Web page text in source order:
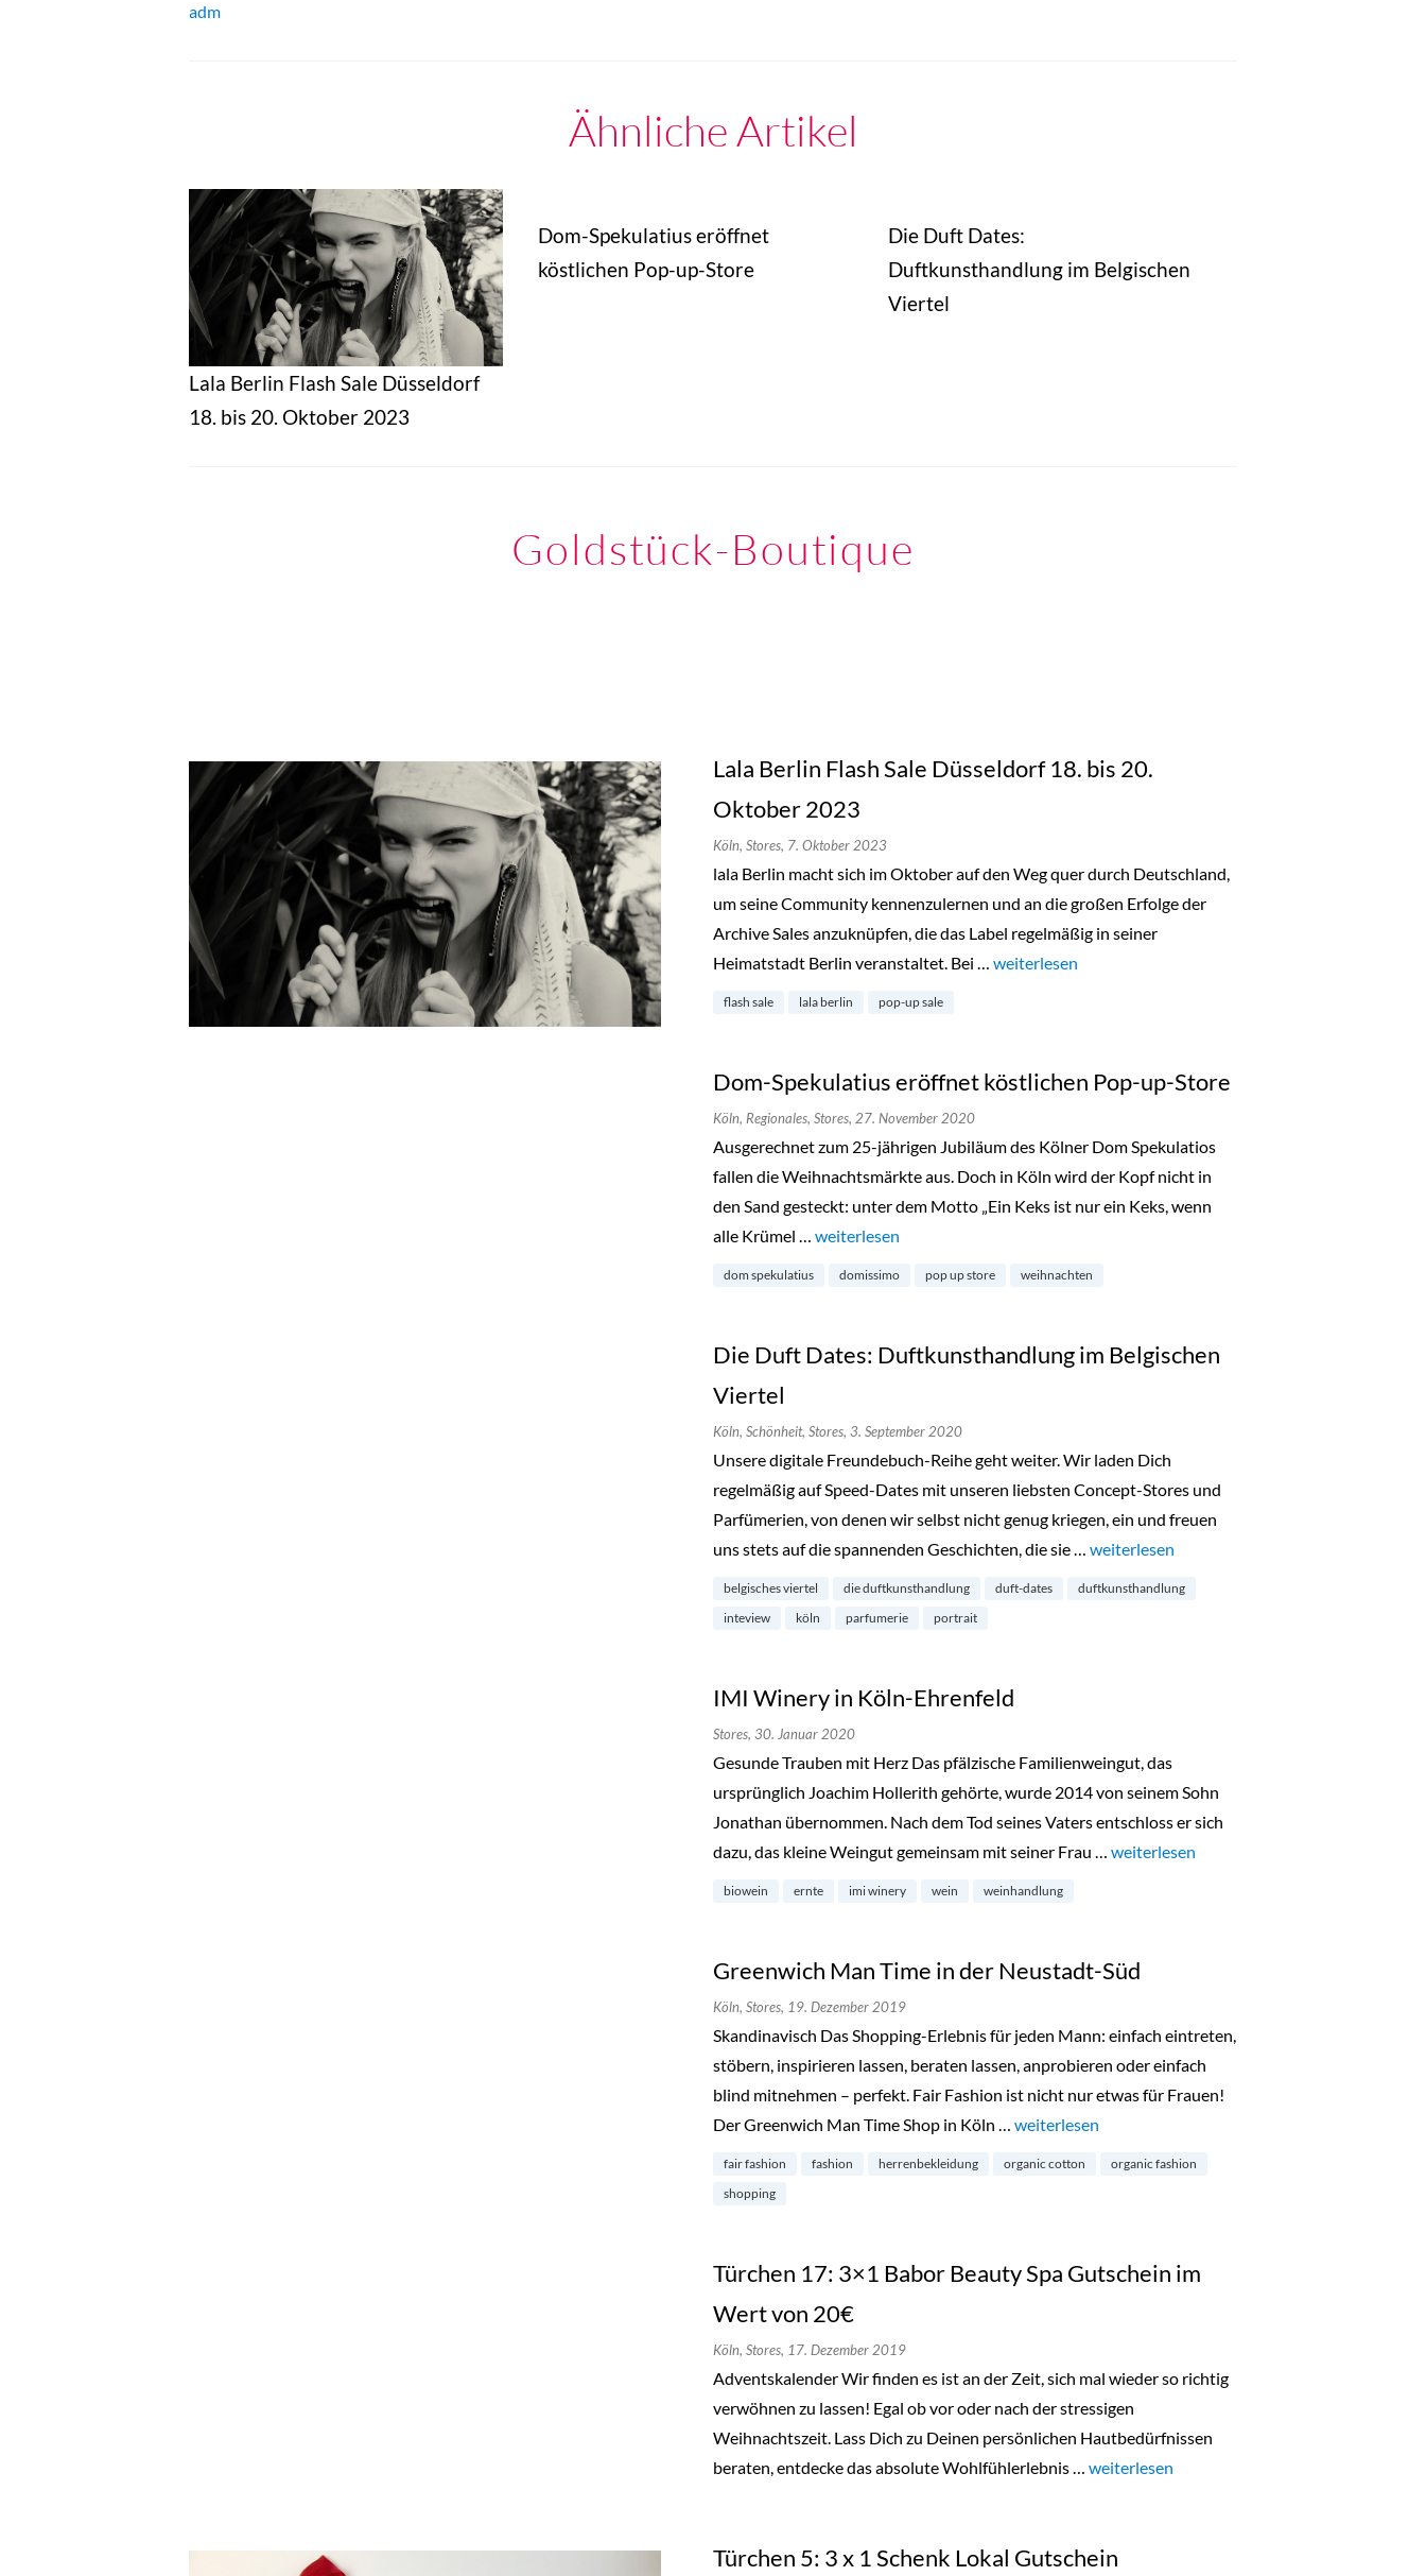
adm
Ähnliche Artikel
Lala Berlin Flash Sale Düsseldorf
18. bis 20. Oktober 2023
Dom-Spekulatius eröffnet
köstlichen Pop-up-Store
Die Duft Dates:
Duftkunsthandlung im Belgischen
Viertel
Goldstück-Boutique
Lala Berlin Flash Sale Düsseldorf 18. bis 20.
Oktober 2023
Köln, Stores, 7. Oktober 2023
lala Berlin macht sich im Oktober auf den Weg quer durch Deutschland,
um seine Community kennenzulernen und an die großen Erfolge der
Archive Sales anzuknüpfen, die das Label regelmäßig in seiner
Heimatstadt Berlin veranstaltet. Bei … „Lala Berlin Flash Sale Düsseldorf 18. bis 20. Oktober 2023“
weiterlesen
flash sale lala berlin pop-up sale
Dom-Spekulatius eröffnet köstlichen Pop-up-Store
Köln, Regionales, Stores, 27. November 2020
Ausgerechnet zum 25-jährigen Jubiläum des Kölner Dom Spekulatios
fallen die Weihnachtsmärkte aus. Doch in Köln wird der Kopf nicht in
den Sand gesteckt: unter dem Motto „Ein Keks ist nur ein Keks, wenn
alle Krümel … „Dom-Spekulatius eröffnet köstlichen Pop-up-Store“
weiterlesen
dom spekulatius domissimo pop up store weihnachten
Die Duft Dates: Duftkunsthandlung im Belgischen
Viertel
Köln, Schönheit, Stores, 3. September 2020
Unsere digitale Freundebuch-Reihe geht weiter. Wir laden Dich
regelmäßig auf Speed-Dates mit unseren liebsten Concept-Stores und
Parfümerien, von denen wir selbst nicht genug kriegen, ein und freuen
uns stets auf die spannenden Geschichten, die sie … „Die Duft Dates: Duftkunsthandlung im
weiterlesen
belgisches viertel die duftkunsthandlung duft-dates
duftkunsthandlung
inteview
köln parfumerie portrait
IMI Winery in Köln-Ehrenfeld
Stores, 30. Januar 2020
Gesunde Trauben mit Herz Das pfälzische Familienweingut, das
ursprünglich Joachim Hollerith gehörte, wurde 2014 von seinem Sohn
Jonathan übernommen. Nach dem Tod seines Vaters entschloss er sich
dazu, das kleine Weingut gemeinsam mit seiner Frau … „IMI Winery in Köln-Ehrenfeld“
weiterlesen
biowein ernte imi winery wein weinhandlung
Greenwich Man Time in der Neustadt-Süd
Köln, Stores, 19. Dezember 2019
Skandinavisch Das Shopping-Erlebnis für jeden Mann: einfach eintreten,
stöbern, inspirieren lassen, beraten lassen, anprobieren oder einfach
blind mitnehmen – perfekt. Fair Fashion ist nicht nur etwas für Frauen!
Der Greenwich Man Time Shop in Köln … „Greenwich Man Time in der Neustadt-Süd“
weiterlesen
fair fashion fashion herrenbekleidung organic cotton
organic fashion
shopping
Türchen 17: 3×1 Babor Beauty Spa Gutschein im
Wert von 20€
Köln, Stores, 17. Dezember 2019
Adventskalender Wir finden es ist an der Zeit, sich mal wieder so richtig
verwöhnen zu lassen! Egal ob vor oder nach der stressigen
Weihnachtszeit. Lass Dich zu Deinen persönlichen Hautbedürfnissen
beraten, entdecke das absolute Wohlfühlerlebnis … „Türchen 17: 3×1 Babor Beauty Spa
weiterlesen
Türchen 5: 3 x 1 Schenk Lokal Gutschein